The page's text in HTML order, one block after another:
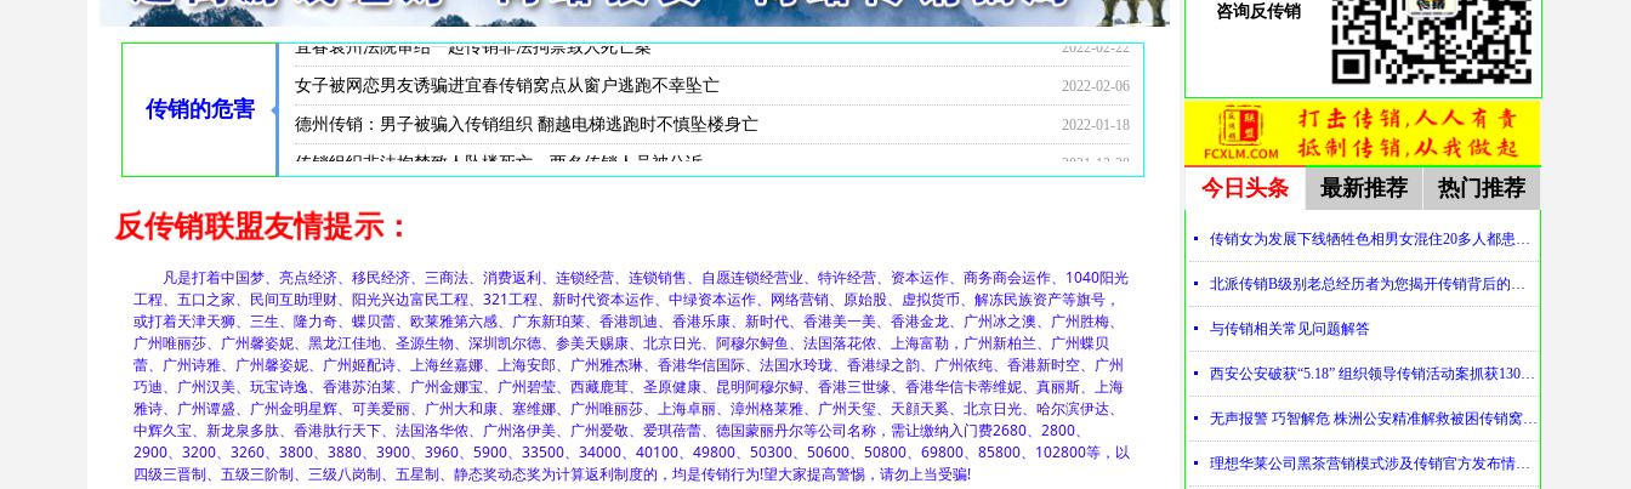
凡是打着中国梦、亮点经济、移民经济、三商法、消费返利、连锁经营、连锁销售、自愿连锁经营业、特许经营、资本运作、商务商会运作、1040阳光
工程、五口之家、民间互助理财、阳光兴边富民工程、321工程、新时代资本运作、中绿资本运作、网络营销、原始股、虚拟货币、解冻民族资产等旗号，
或打着天津天狮、三生、隆力奇、蝶贝蕾、欧莱雅第六感、广东新珀莱、香港凯迪、香港乐康、新时代、香港美一美、香港金龙、广州冰之澳、广州胜梅、
广州唯丽莎、广州馨姿妮、黑龙江佳地、圣源生物、深圳凯尔德、参美天赐康、北京日光、阿穆尔鲟鱼、法国落花侬、上海富勒，广州新柏兰、广州蝶贝
蕾、广州诗雅、广州馨姿妮、广州姬配诗、上海丝嘉娜、上海安郎、广州雅杰琳、香港华信国际、法国水玲珑、香港绿之韵、广州依纯、香港新时空、广州
巧迪、广州汉美、玩宝诗逸、香港苏泊莱、广州金娜宝、广州碧莹、西藏鹿茸、圣原健康、昆明阿穆尔鲟、香港三世缘、香港华信卡蒂维妮、真丽斯、上海
雅诗、广州谭盛、广州金明星辉、可美爱丽、广州大和康、塞维娜、广州唯丽莎、上海卓丽、漳州格莱雅、广州天玺、天顔天奚、北京日光、哈尔滨伊达、
中辉久宝、新龙泉多肽、香港肽行天下、法国洛华侬、广州洛伊美、广州爱敬、爱琪蓓蕾、德国蒙丽丹尔等公司名称，需让缴纳入门费2680、2800、
2900、3200、3260、3800、3880、3900、3960、5900、33500、34000、40100、49800、50300、50600、50800、69800、85800、102800等，以
四级三晋制、五级三阶制、三级八岗制、五星制、静态奖动态奖为计算返利制度的，均是传销行为!望大家提高警惕，请勿上当受骗!
反传销联盟友情提示：
传销的危害
2015-08-28
传销女为发展下线牺牲色相男女混住20多人都患上肺结核 2025-10-24
传销敛财，拘禁索命丨松滋法院对一传销团伙数罪并罚，主犯获重刑 2025-08-28
云南曲靖警方披露一起传销案件侦破细节：24岁男子因不顺从遭折磨致死 2024-09-13
曲靖传销组织致人死亡 警方捣毁传销恶势力犯罪团伙 2023-10-30
商洛传销非法拘禁致人死亡 传销人员难逃法网终获重刑 2022-09-27
莆田传销组织非法拘禁致人逃跑时不慎坠亡 嫌疑人潜逃9年后终被抓 2022-09-16
在襄阳将被骗入传销窝点者遭殴打死亡 潜逃20多年后终于被抓
2022-02-06
女子被网恋男友诱骗进宜春传销窝点从窗户逃跑不幸坠亡
2022-01-18
德州传销：男子被骗入传销组织 翻越电梯逃跑时不慎坠楼身亡
2021-12-28
传销组织非法拘禁致人坠楼死亡，两名传销人员被公诉
2021-12-28
两男女组织领导传销活动非法拘禁他人致对方坠楼身亡 2021-12-24
传销组织“漳州11人海滩溺亡”幸存者受审当庭陈述事故经过 2021-12-17
福建漳州11人涉传销落水遇难 亲友：自称去打工从事低买高卖的采购工作 2021-12-17
漳州海滩11名溺亡者初查涉嫌传销，家属：想去传销窝点看看 2021-12-17
“漳州海滩11人溺亡”家属发声怀疑遇难者是误入传销组织 2021-11-23
骗他人加入传销组织致对方坠楼身亡，两男女在南京涉嫌非法拘禁罪被起诉 2021-10-07
南阳传销组织发生惨案一男子从顶楼跳楼身亡 2021-10-06
南阳传销：男子要求离开传销被拒从顶楼跳楼身亡 2021-08-12
湖北襄阳19年前的传销窝点伤人致死案件全线告破 最后一名逃犯落网
今日头条 最新推荐 热门推荐
넷 传销女为发展下线牺牲色相男女混住20多人都患上肺结核
넷 北派传销B级别老总经历者为您揭开传销背后的神秘
넷 与传销相关常见问题解答
넷 西安公安破获“5.18” 组织领导传销活动案抓获130名涉传人员
넷 无声报警 巧智解危 株洲公安精准解救被困传销窝点人员
넷 理想华莱公司黑茶营销模式涉及传销官方发布情况通报
咨询 反传销